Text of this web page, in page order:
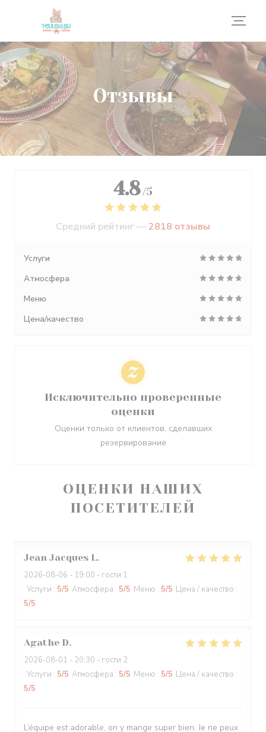
Панель управления cookies
Отзывы
ОЦЕНКИ НАШИХ
ПОСЕТИТЕЛЕЙ
Jean Jacques L
2026-08-06 - 19:00 - гости 1
Услуги : 5/5 Атмосфера : 5/5 Меню : 5/5 Цена / качество :
5/5
Agathe D
2026-08-01 - 20:30 - гости 2
Услуги : 5/5 Атмосфера : 5/5 Меню : 5/5 Цена / качество :
5/5
L’équipe est adorable, on y mange super bien. Je ne peux
4.8 /5
Средний рейтинг —2818 отзывы
Услуги
Атмосфера
Меню
Цена/качество
Исключительно проверенные
оценки
Оценки только от клиентов, сделавших
резервирование